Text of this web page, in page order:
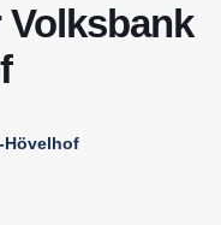
Hövelhof